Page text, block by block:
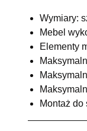
Wymiary:
Mebel
Elementy
Montaż